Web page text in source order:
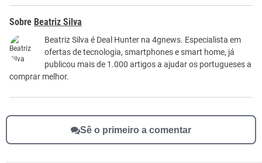
Este conteúdo contém informação incorreta
Este conteúdo não tem a informação que procuro
Outro
Beatriz Silva
Beatriz Silva é Deal Hunter na 4gnews. Especialista em
ofertas de tecnologia, smartphones e smart home, já
publicou mais de 1.000 artigos a ajudar os portugueses a
comprar melhor.
Sê o primeiro a comentar